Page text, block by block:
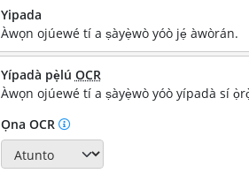
Yipada
Àwọn ojúewé tí a ṣàyẹ̀wò yóò jẹ́ àwòrán.
Yípadà pẹ̀lú OCR
Àwọn ojúewé tí a ṣàyẹ̀wò yóò yípadà sí
Ọna OCR